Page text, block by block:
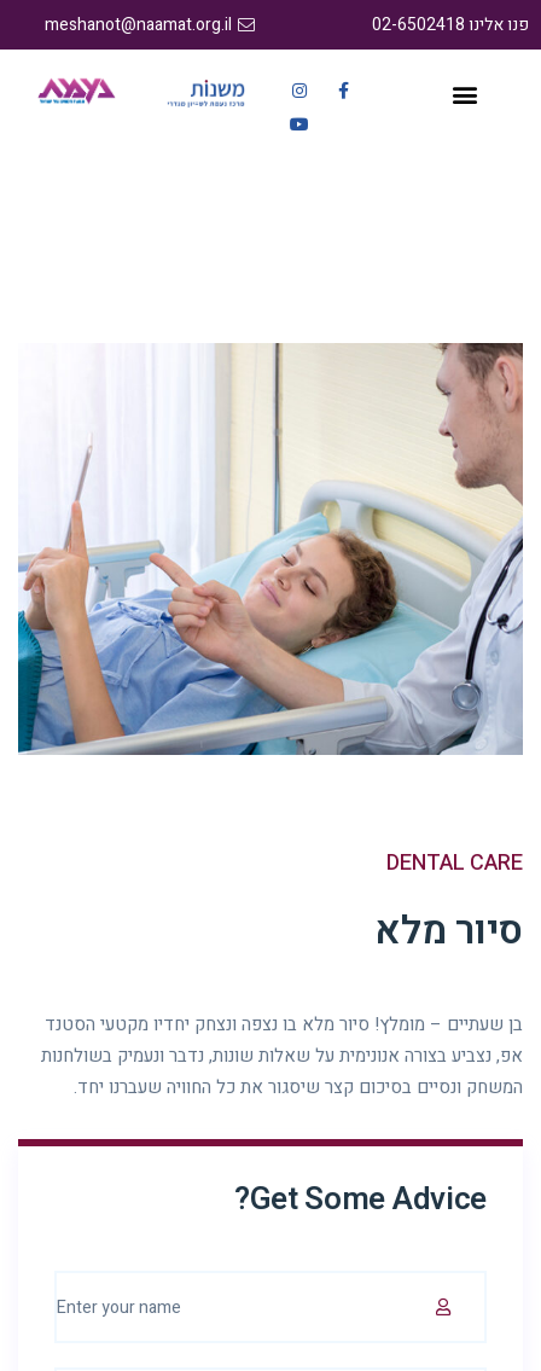
פנו אלינו 02-6502418 meshanot@naamat.org.il
DENTAL CARE
סיור מלא
בן שעתיים – מומלץ! סיור מלא בו נצפה ונצחק יחדיו מקטעי הסטנד
אפ, נצביע בצורה אנונימית על שאלות שונות, נדבר ונעמיק בשולחנות
המשחק ונסיים בסיכום קצר שיסגור את כל החוויה שעברנו יחד.
Get Some Advice?